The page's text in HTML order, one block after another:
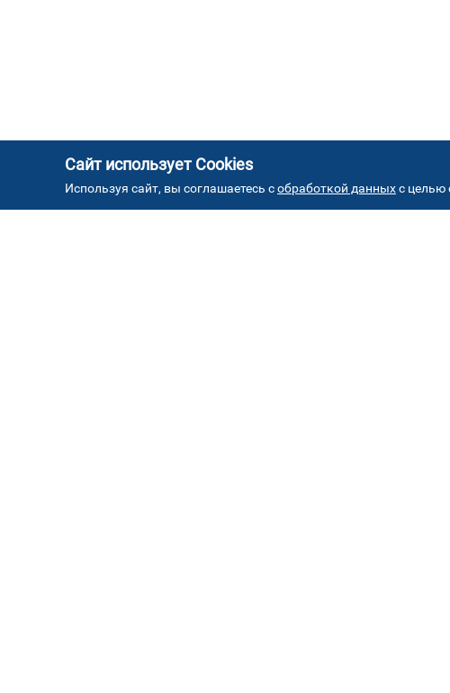
Сайт использует Cookies
Используя сайт, вы соглашаетесь собработкой данныхс целью